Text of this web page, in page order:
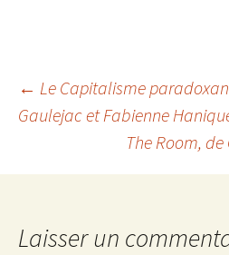
Navigation
← Le Capitalisme
Gaulejac et Fabienne
The Room, de
Laisser un